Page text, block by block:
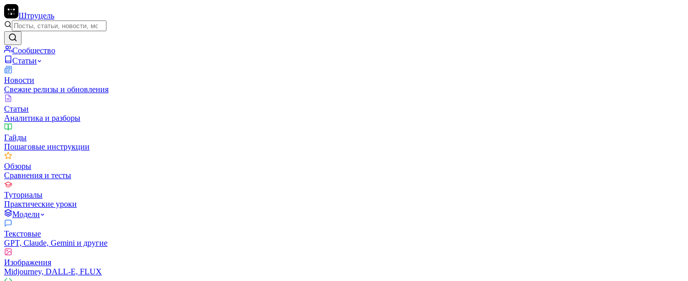
Штруцель
Сообщество
Статьи
Новости
Свежие релизы и обновления
Статьи
Аналитика и разборы
Гайды
Пошаговые инструкции
Обзоры
Сравнения и тесты
Туториалы
Практические уроки
Модели
Текстовые
GPT, Claude, Gemini и другие
Изображения
Midjourney, DALL-E, FLUX